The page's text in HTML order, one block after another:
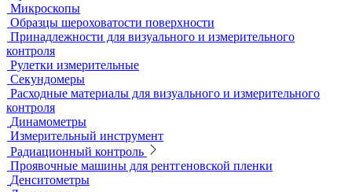
Соединительные кабели
Ультразвуковой гель
Ультразвуковые расходомеры
Визуальный и измерительный контроль
ВИК
Видеоэндоскопы
Высокоскоростные камеры
Измерители шероховатости
Испытательные динамометрические стенды
Лупы
Микроскопы